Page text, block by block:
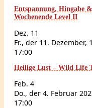
Entspannung, Hingabe
Wochenende Level II
Dez. 11
Fr., der 11. Dezember,
17:00
Heilige Lust – Wild Life
Feb. 4
Do., der 4. Februar
17:00